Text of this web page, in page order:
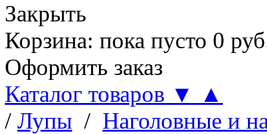
Закрыть
Корзина: пока пусто 0
Оформить заказ
Каталог товаров ▼
▲
/ Лупы / Наголовные и